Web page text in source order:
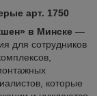
арт. 1750
в Минске —
для сотрудников
которые